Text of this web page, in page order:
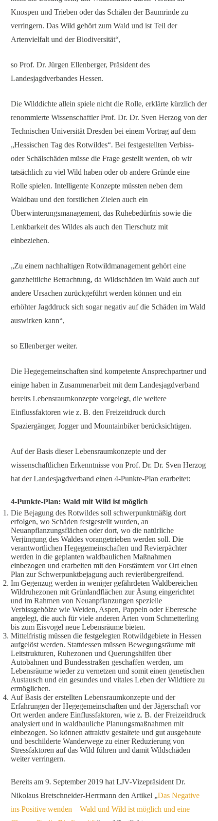
Knospen und Trieben oder das Schälen der Baumrinde zu
verringern. Das Wild gehört zum Wald und ist Teil der
Artenvielfalt und der Biodiversität“,
so Prof. Dr. Jürgen Ellenberger, Präsident des
Landesjagdverbandes Hessen.
Die Wilddichte allein spiele nicht die Rolle, erklärte kürzlich der
renommierte Wissenschaftler Prof. Dr. Dr. Sven Herzog von der
Technischen Universität Dresden bei einem Vortrag auf dem
„Hessischen Tag des Rotwildes“. Bei festgestellten Verbiss-
oder Schälschäden müsse die Frage gestellt werden, ob wir
tatsächlich zu viel Wild haben oder ob andere Gründe eine
Rolle spielen. Intelligente Konzepte müssten neben dem
Waldbau und den forstlichen Zielen auch ein
Überwinterungsmanagement, das Ruhebedürfnis sowie die
Lenkbarkeit des Wildes als auch den Tierschutz mit
einbeziehen.
„Zu einem nachhaltigen Rotwildmanagement gehört eine
ganzheitliche Betrachtung, da Wildschäden im Wald auch auf
andere Ursachen zurückgeführt werden können und ein
erhöhter Jagddruck sich sogar negativ auf die Schäden im Wald
auswirken kann“,
so Ellenberger weiter.
Die Hegegemeinschaften sind kompetente Ansprechpartner und
einige haben in Zusammenarbeit mit dem Landesjagdverband
bereits Lebensraumkonzepte vorgelegt, die weitere
Einflussfaktoren wie z. B. den Freizeitdruck durch
Spaziergänger, Jogger und Mountainbiker berücksichtigen.
Auf der Basis dieser Lebensraumkonzepte und der
wissenschaftlichen Erkenntnisse von Prof. Dr. Dr. Sven Herzog
hat der Landesjagdverband einen 4-Punkte-Plan erarbeitet:
4-Punkte-Plan: Wald mit Wild ist möglich
Die Bejagung des Rotwildes soll schwerpunktmäßig dort
erfolgen, wo Schäden festgestellt wurden, an
Neuanpflanzungsflächen oder dort, wo die natürliche
Verjüngung des Waldes vorangetrieben werden soll. Die
verantwortlichen Hegegemeinschaften und Revierpächter
werden in die geplanten waldbaulichen Maßnahmen
einbezogen und erarbeiten mit den Forstämtern vor Ort einen
Plan zur Schwerpunktbejagung auch revierübergreifend.
Im Gegenzug werden in weniger gefährdeten Waldbereichen
Wildruhezonen mit Grünlandflächen zur Äsung eingerichtet
und im Rahmen von Neuanpflanzungen spezielle
Verbissgehölze wie Weiden, Aspen, Pappeln oder Eberesche
angelegt, die auch für viele anderen Arten vom Schmetterling
bis zum Eisvogel neue Lebensräume bieten.
Mittelfristig müssen die festgelegten Rotwildgebiete in Hessen
aufgelöst werden. Stattdessen müssen Bewegungsräume mit
Leitstrukturen, Ruhezonen und Querungshilfen über
Autobahnen und Bundesstraßen geschaffen werden, um
Lebensräume wieder zu vernetzen und somit einen genetischen
Austausch und ein gesundes und vitales Leben der Wildtiere zu
ermöglichen.
Auf Basis der erstellten Lebensraumkonzepte und der
Erfahrungen der Hegegemeinschaften und der Jägerschaft vor
Ort werden andere Einflussfaktoren, wie z. B. der Freizeitdruck
analysiert und in waldbauliche Planungsmaßnahmen mit
einbezogen. So können attraktiv gestaltete und gut ausgebaute
und beschilderte Wanderwege zu einer Reduzierung von
Stressfaktoren auf das Wild führen und damit Wildschäden
weiter verringern.
Bereits am 9. September 2019 hat LJV-Vizepräsident Dr.
Nikolaus Bretschneider-Herrmann den Artikel „Das Negative
ins Positive wenden – Wald und Wild ist möglich und eine